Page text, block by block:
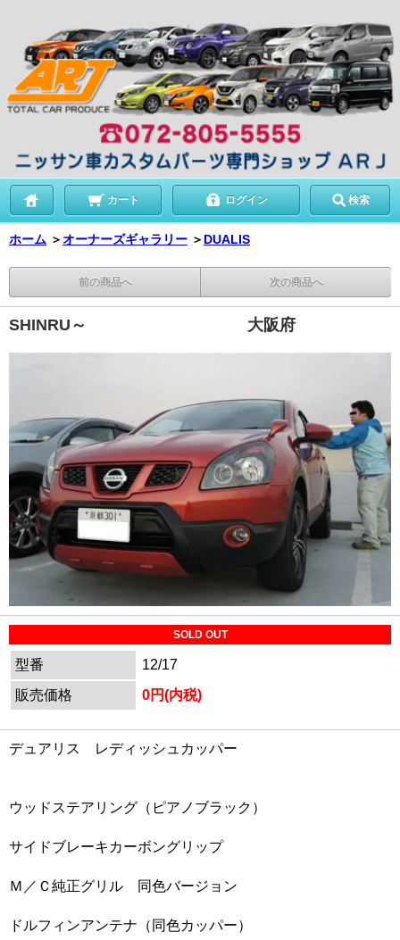
カート ログイン 検索
ホーム ＞オーナーズギャラリー ＞ DUALIS
前の商品へ 次の商品へ
SHINRU～ 大阪府
SOLD OUT
型番
12/17
販売価格
0円(内税)
デュアリス レディッシュカッパー
ウッドステアリング（ピアノブラック）
サイドブレーキカーボングリップ
Ｍ／Ｃ純正グリル 同色バージョン
ドルフィンアンテナ（同色カッパー）